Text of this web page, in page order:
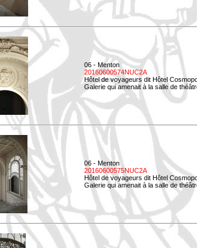
06 - Menton
20160600574NUC2A
Hôtel de voyageurs dit Hôtel
Galerie qui amenait à la salle de
06 - Menton
20160600575NUC2A
Hôtel de voyageurs dit Hôtel
Galerie qui amenait à la salle de